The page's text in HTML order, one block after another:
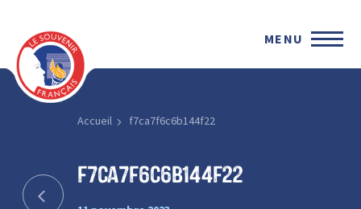
MENU
Accueil f7ca7f6c6b144f22
f7ca7f6c6b144f22